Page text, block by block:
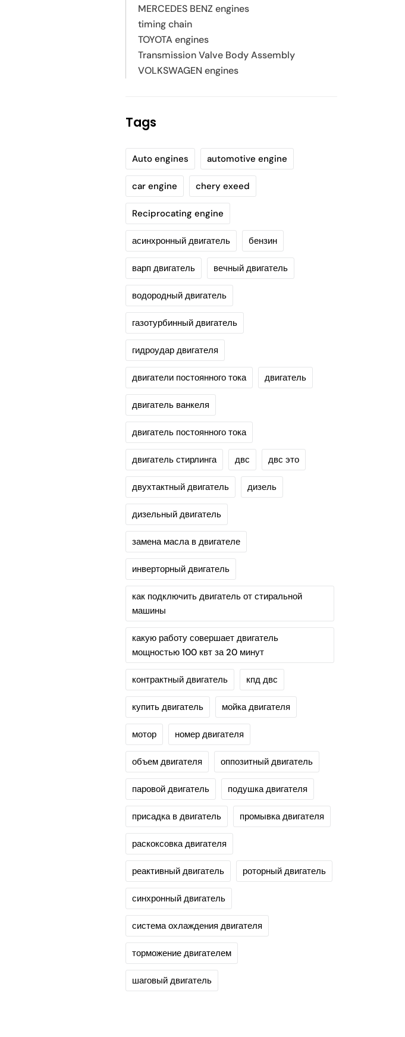
MERCEDES BENZ engines
timing chain
TOYOTA engines
Transmission Valve Body Assembly
VOLKSWAGEN engines
Tags
Auto engines automotive engine
car engine chery exeed
Reciprocating engine
асинхронный двигатель бензин
варп двигатель вечный двигатель
водородный двигатель
газотурбинный двигатель
гидроудар двигателя
двигатели постоянного тока двигатель
двигатель ванкеля
двигатель постоянного тока
двигатель стирлинга двс двс это
двухтактный двигатель дизель
дизельный двигатель
замена масла в двигателе
инверторный двигатель
как подключить двигатель от стиральной
машины
какую работу совершает двигатель
мощностью 100 квт за 20 минут
контрактный двигатель кпд двс
купить двигатель мойка двигателя
мотор номер двигателя
объем двигателя оппозитный двигатель
паровой двигатель подушка двигателя
присадка в двигатель промывка двигателя
раскоксовка двигателя
реактивный двигатель роторный двигатель
синхронный двигатель
система охлаждения двигателя
торможение двигателем
шаговый двигатель